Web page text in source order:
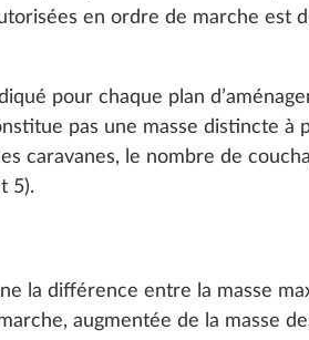
en ordre de marche est
pour chaque plan
pas une masse distincte à
caravanes, le nombre de
5).
la différence entre la masse
augmentée de la masse